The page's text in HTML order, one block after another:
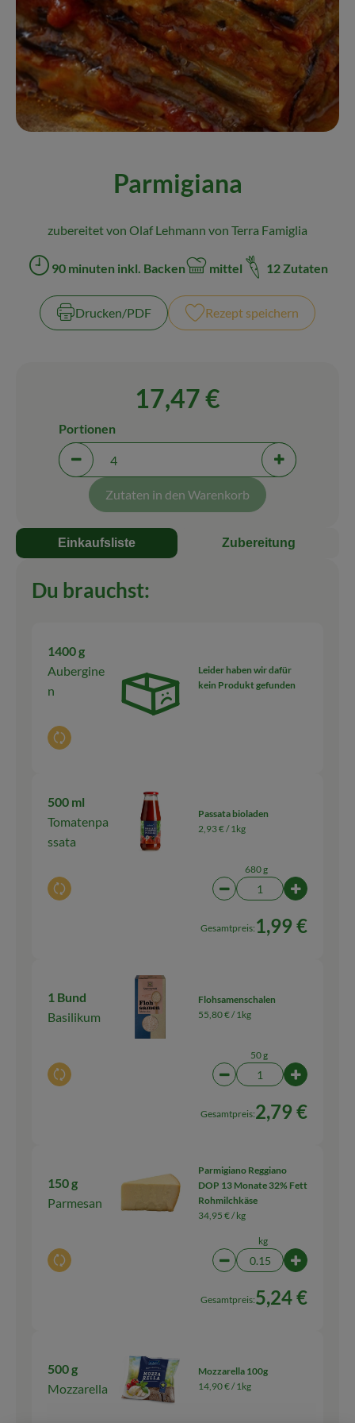
Naturkost
Wein
Getränke
Kosmetik & Drogerie
VINCE Weine
Über uns
Parmigiana
zubereitet von Olaf Lehmann von Terra Famiglia
Zubreitungszeit:
90 minuten inkl. Backen
Schwierigkeit:
mittel 12 Zutaten
Drucken​/​PDF Rezept speichern
17,47 €
Portionen verringern (aktuell 4 Portionen
Portionen
Portionen
Zutaten in den Warenkorb
Einkaufsliste Zubereitung
Du brauchst:
1400 g
Aubergine
n
Auswahl ändern
Leider haben wir dafür
kein Produkt gefunden
500 ml
Tomatenpa
ssata
Auswahl ändern
Passata bioladen
2,93 € /1kg
680 g
Artikelanzahl
Gesamtpreis: 1,99 €
1 Bund
Basilikum
Auswahl ändern
Flohsamenschalen
55,80 € /1kg
50 g
Artikelanzahl
Gesamtpreis:2,79 €
150 g
Parmesan
Auswahl ändern
Parmigiano Reggiano
DOP 13 Monate 32% Fett
Rohmilchkäse
34,95 € /kg
kg
Artikelanzahl
Gesamtpreis:5,24 €
500 g
Mozzarella
Mozzarella 100g
14,90 € /1kg